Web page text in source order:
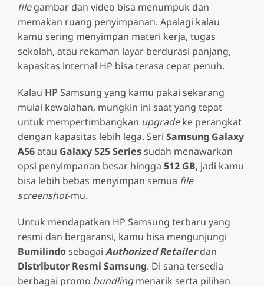
filegambar dan video bisa menumpuk dan
memakan ruang penyimpanan. Apalagi kalau
kamu sering menyimpan materi kerja, tugas
sekolah, atau rekaman layar berdurasi panjang,
kapasitas internal HP bisa terasa cepat penuh.
Kalau HP Samsung yang kamu pakai sekarang
mulai kewalahan, mungkin ini saat yang tepat
untuk mempertimbangkan upgradeke perangkat
dengan kapasitas lebih lega. Seri Samsung Galaxy
A56atau Galaxy S25 Seriessudah menawarkan
opsi penyimpanan besar hingga 512 GB, jadi kamu
bisa lebih bebas menyimpan semua file
screenshot-mu.
Untuk mendapatkan HP Samsung terbaru yang
resmi dan bergaransi, kamu bisa mengunjungi
Bumilindosebagai Authorized Retailerdan
Distributor Resmi Samsung. Di sana tersedia
berbagai promo bundlingmenarik serta pilihan